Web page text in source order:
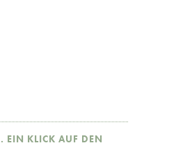
EIN KLICK AUF DEN